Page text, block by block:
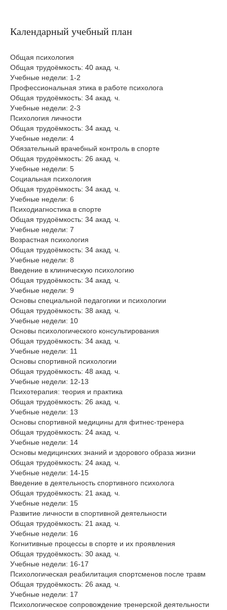
Календарный учебный план
Общая психология
Общая трудоёмкость: 40 акад. ч.
Учебные недели: 1-2
Профессиональная этика в работе психолога
Общая трудоёмкость: 34 акад. ч.
Учебные недели: 2-3
Психология личности
Общая трудоёмкость: 34 акад. ч.
Учебные недели: 4
Обязательный врачебный контроль в спорте
Общая трудоёмкость: 26 акад. ч.
Учебные недели: 5
Социальная психология
Общая трудоёмкость: 34 акад. ч.
Учебные недели: 6
Психодиагностика в спорте
Общая трудоёмкость: 34 акад. ч.
Учебные недели: 7
Возрастная психология
Общая трудоёмкость: 34 акад. ч.
Учебные недели: 8
Введение в клиническую психологию
Общая трудоёмкость: 34 акад. ч.
Учебные недели: 9
Основы специальной педагогики и психологии
Общая трудоёмкость: 38 акад. ч.
Учебные недели: 10
Основы психологического консультирования
Общая трудоёмкость: 34 акад. ч.
Учебные недели: 11
Основы спортивной психологии
Общая трудоёмкость: 48 акад. ч.
Учебные недели: 12-13
Психотерапия: теория и практика
Общая трудоёмкость: 26 акад. ч.
Учебные недели: 13
Основы спортивной медицины для фитнес-тренера
Общая трудоёмкость: 24 акад. ч.
Учебные недели: 14
Основы медицинских знаний и здорового образа жизни
Общая трудоёмкость: 24 акад. ч.
Учебные недели: 14-15
Введение в деятельность спортивного психолога
Общая трудоёмкость: 21 акад. ч.
Учебные недели: 15
Развитие личности в спортивной деятельности
Общая трудоёмкость: 21 акад. ч.
Учебные недели: 16
Когнитивные процессы в спорте и их проявления
Общая трудоёмкость: 30 акад. ч.
Учебные недели: 16-17
Психологическая реабилитация спортсменов после травм
Общая трудоёмкость: 26 акад. ч.
Учебные недели: 17
Психологическое сопровождение тренерской деятельности